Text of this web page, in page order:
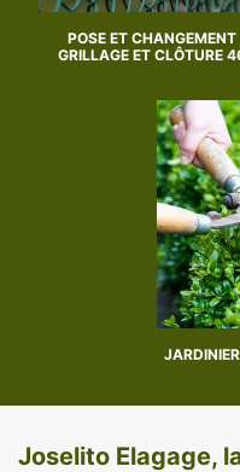
POSE ET CHANGEMENT
GRILLAGE ET CLÔTURE
Joselito Elagage,